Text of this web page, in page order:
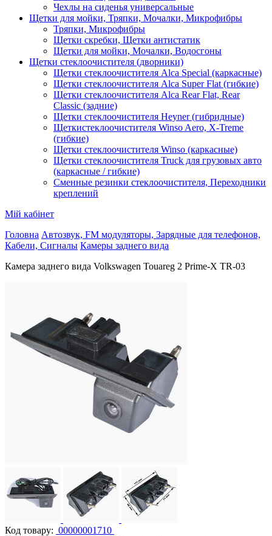
Чехлы на сиденья универсальные
Щетки для мойки, Тряпки, Мочалки, Микрофибры
Тряпки, Микрофибры
Щетки скребки, Щетки антистатик
Щетки для мойки, Мочалки, Водосгоны
Щетки стеклоочистителя (дворники)
Щетки стеклоочистителя Alca Special (каркасные)
Щетки стеклоочистителя Alca Super Flat (гибкие)
Щетки стеклоочистителя Alca Rear Flat, Rear
Classic (задние)
Щетки стеклоочистителя Heyner (гибридные)
Щеткистеклоочистителя Winso Aero, X-Treme
(гибкие)
Щетки стеклоочистителя Winso (каркасные)
Щетки стеклоочистителя Truck для грузовых авто
(каркасные / гибкие)
Сменные резинки стеклоочистителя, Переходники
креплений
Мій кабінет
Головна Автозвук, FM модуляторы, Зарядные для телефонов,
Кабели, Сигналы Камеры заднего вида
Камера заднего вида Volkswagen Touareg 2 Prime-X TR-03
Код товару: 00000001710